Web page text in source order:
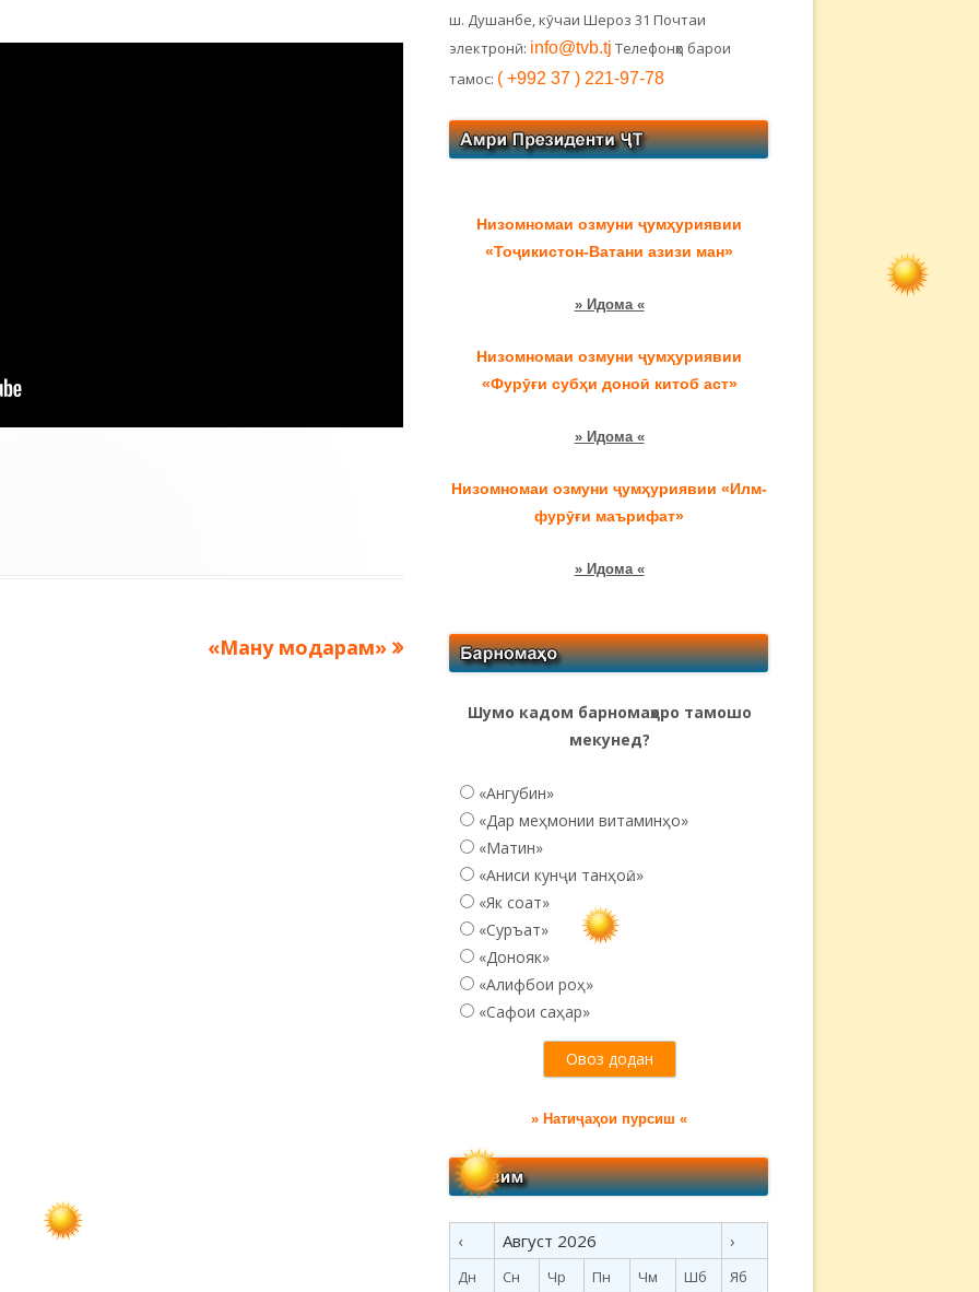
Следующая
«Ману модарам»
ш. Душанбе, кӯчаи Шероз 31 Почтаи
электронӣ: info@tvb.tj Телефонҳо барои
тамос: ( +992 37 ) 221-97-78
Низомномаи озмуни ҷумҳуриявии
«Тоҷикистон-Ватани азизи ман»
» Идома «
Низомномаи озмуни ҷумҳуриявии
«Фурӯғи субҳи доноӣ китоб аст»
» Идома «
Низомномаи озмуни ҷумҳуриявии «Илм-
фурӯғи маърифат»
» Идома «
Шумо кадом барномаҳоро тамошо
мекунед?
«Ангубин»
«Дар меҳмонии витаминҳо»
«Матин»
«Аниси кунҷи танҳоӣ...»
«Як соат»
«Суръат»
«Донояк»
«Алифбои роҳ»
«Сафои саҳар»
» Натиҷаҳои пурсиш «
‹ Август 2026 ›
Дн Сн Чр Пн Чм Шб Яб